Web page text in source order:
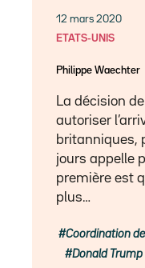
12 mars 2020
ETATS-UNIS
Philippe Waechter
La décision
autoriser
britanniques,
jours appelle
première est
plus…
Coordination
Donald Trump